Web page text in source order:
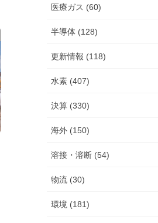
医療ガス (60)
半導体 (128)
更新情報 (118)
水素 (407)
決算 (330)
海外 (150)
溶接・溶断 (54)
物流 (30)
環境 (181)